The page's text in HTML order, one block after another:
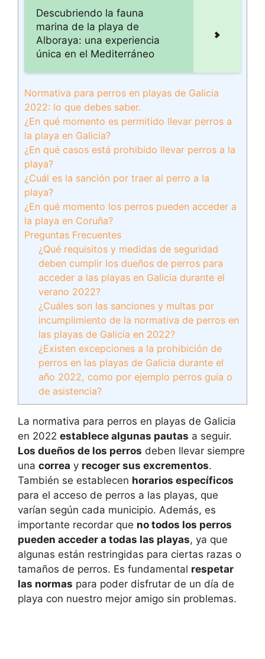
Descubriendo la fauna
marina de la playa de
Alboraya: una experiencia
única en el Mediterráneo
Normativa para perros en playas de Galicia
2022: lo que debes saber.
¿En qué momento es permitido llevar perros a
la playa en Galicia?
¿En qué casos está prohibido llevar perros a la
playa?
¿Cuál es la sanción por traer al perro a la
playa?
¿En qué momento los perros pueden acceder a
la playa en Coruña?
Preguntas Frecuentes
¿Qué requisitos y medidas de seguridad
deben cumplir los dueños de perros para
acceder a las playas en Galicia durante el
verano 2022?
¿Cuáles son las sanciones y multas por
incumplimiento de la normativa de perros en
las playas de Galicia en 2022?
¿Existen excepciones a la prohibición de
perros en las playas de Galicia durante el
año 2022, como por ejemplo perros guía o
de asistencia?
La normativa para perros en playas de Galicia
en 2022 establece algunas pautas a seguir.
Los dueños de los perros deben llevar siempre
una correa y recoger sus excrementos.
También se establecen horarios específicos
para el acceso de perros a las playas, que
varían según cada municipio. Además, es
importante recordar que no todos los perros
pueden acceder a todas las playas, ya que
algunas están restringidas para ciertas razas o
tamaños de perros. Es fundamental respetar
las normas para poder disfrutar de un día de
playa con nuestro mejor amigo sin problemas.